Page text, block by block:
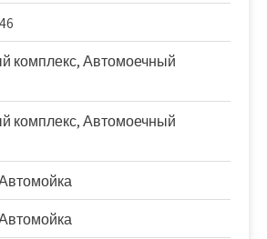
комплекс, Автомоечный
комплекс, Автомоечный